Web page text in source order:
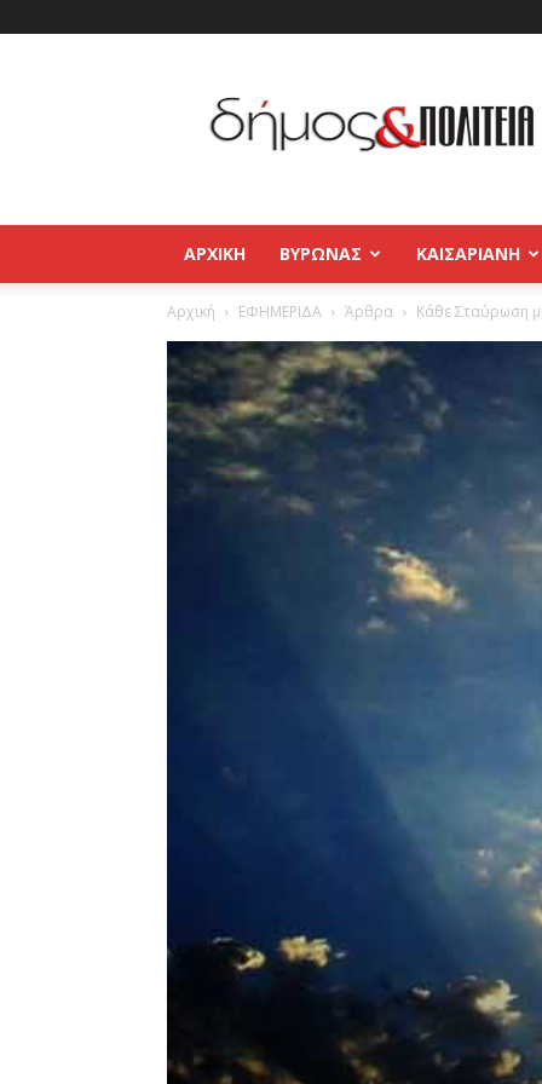
και
Πολιτεία
Βύρωνας
–
Παγκράτι
ΑΡΧΙΚΉ ΒΥΡΩΝΑΣ ΚΑΙΣΑΡΙΑΝΗ
Αρχική ΕΦΗΜΕΡΙΔΑ Άρθρα Κάθε Σταύρωση